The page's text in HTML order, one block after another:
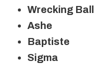
Wrecking Ball
Ashe
Baptiste
Sigma